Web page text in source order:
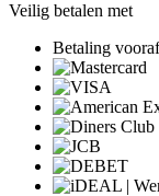
Veilig betalen met
Betaling vooraf